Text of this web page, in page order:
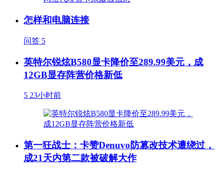
怎样和电脑连接
问答 5
英特尔锐炫B580显卡降价至289.99美元，成
12GB显存阵营价格新低
5 23小时前
第一狂战士：卡赞Denuvo防篡改技术遭绕过，
成21天内第二款被破解大作